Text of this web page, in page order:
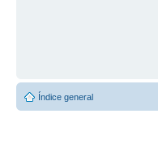
Índice general